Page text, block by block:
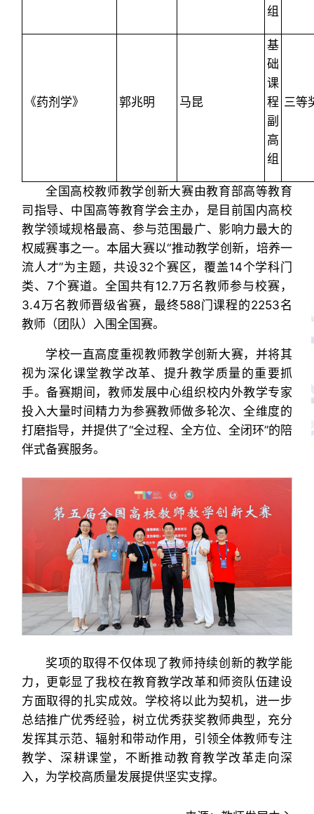
组
《药剂学》 郭兆明 马昆
基
础
课
程
副
高
组
三等
全国高校教师教学创新大赛由教育部高等教育
司指导、中国高等教育学会主办，是目前国内高校
教学领域规格最高、参与范围最广、影响力最大的
权威赛事之一。本届大赛以“推动教学创新，培养一
流人才”为主题，共设32个赛区，覆盖14个学科门
类、7个赛道。全国共有12.7万名教师参与校赛，
3.4万名教师晋级省赛，最终588门课程的2253名
教师（团队）入围全国赛。
学校一直高度重视教师教学创新大赛，并将其
视为深化课堂教学改革、提升教学质量的重要抓
手。备赛期间，教师发展中心组织校内外教学专家
投入大量时间精力为参赛教师做多轮次、全维度的
打磨指导，并提供了“全过程、全方位、全闭环”的陪
伴式备赛服务。
奖项的取得不仅体现了教师持续创新的教学能
力，更彰显了我校在教育教学改革和师资队伍建设
方面取得的扎实成效。学校将以此为契机，进一步
总结推广优秀经验，树立优秀获奖教师典型，充分
发挥其示范、辐射和带动作用，引领全体教师专注
教学、深耕课堂，不断推动教育教学改革走向深
入，为学校高质量发展提供坚实支撑。